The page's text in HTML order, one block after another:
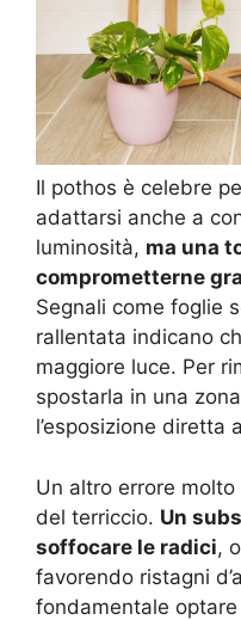
Il pothos è celebre
adattarsi anche a
luminosità, ma una
comprometterne
Segnali come foglie
rallentata indicano
maggiore luce. Per
spostarla in una
l’esposizione diretta
Un altro errore
del terriccio. Un
soffocare le radici,
favorendo ristagni
fondamentale